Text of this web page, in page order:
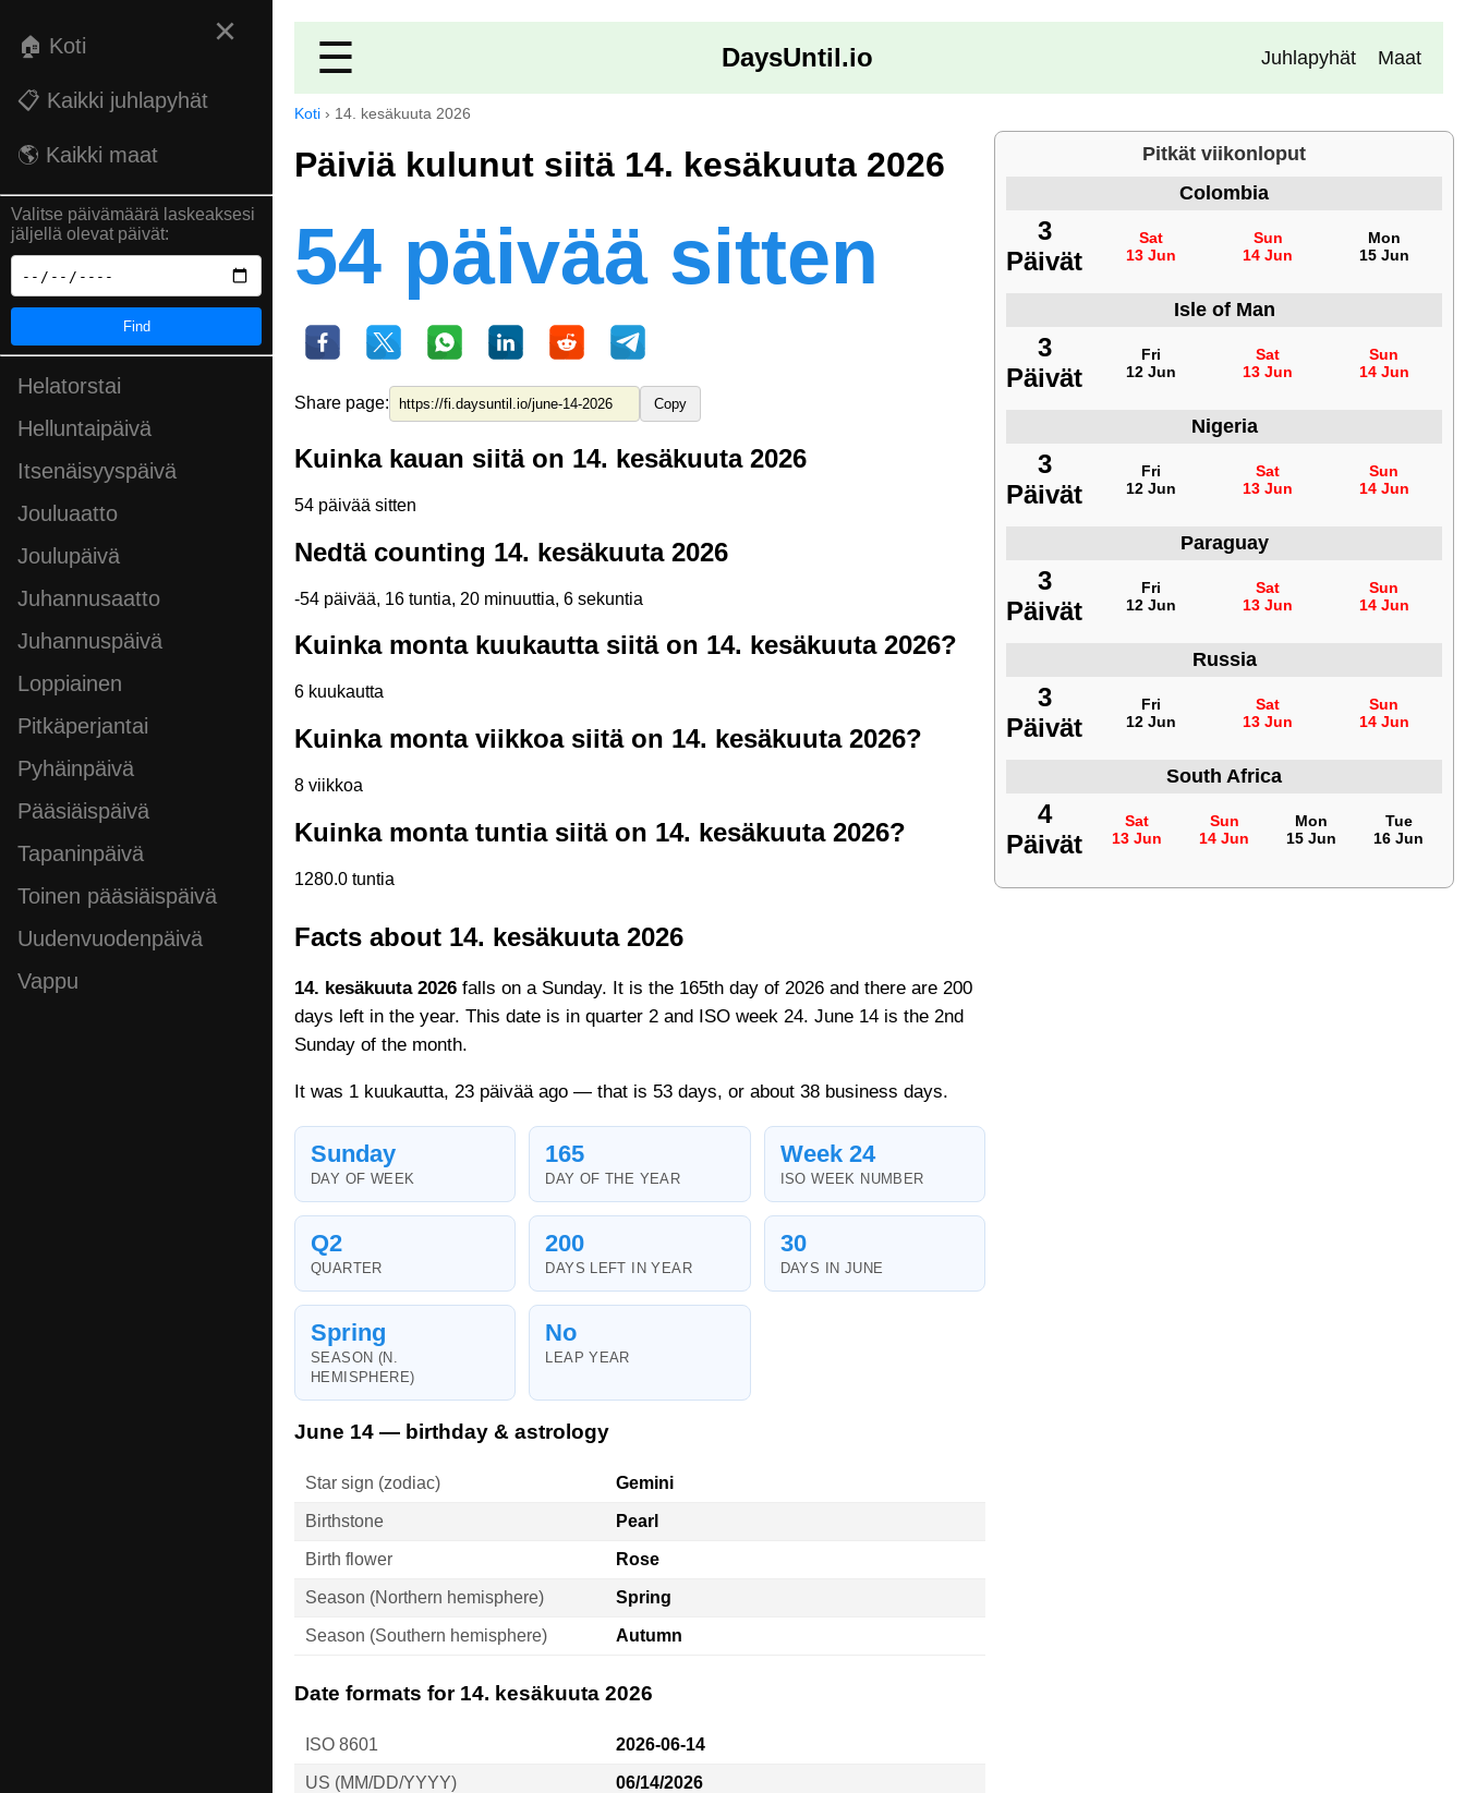
×
🏠 Koti
📋 Kaikki juhlapyhät
🌎 Kaikki maat
Valitse päivämäärä laskeaksesi
jäljellä olevat päivät:
Find
Helatorstai
Helluntaipäivä
Itsenäisyyspäivä
Jouluaatto
Joulupäivä
Juhannusaatto
Juhannuspäivä
Loppiainen
Pitkäperjantai
Pyhäinpäivä
Pääsiäispäivä
Tapaninpäivä
Toinen pääsiäispäivä
Uudenvuodenpäivä
Vappu
☰ DaysUntil.io Juhlapyhät Maat
Koti › 14. kesäkuuta 2026
Päiviä kulunut siitä 14. kesäkuuta 2026
54 päivää sitten
Share page: Copy
Kuinka kauan siitä on 14. kesäkuuta 2026
54 päivää sitten
Nedtä counting 14. kesäkuuta 2026
-54 päivää, 16 tuntia, 20 minuuttia, 6 sekuntia
Kuinka monta kuukautta siitä on 14. kesäkuuta 2026?
6 kuukautta
Kuinka monta viikkoa siitä on 14. kesäkuuta 2026?
8 viikkoa
Kuinka monta tuntia siitä on 14. kesäkuuta 2026?
1280.0 tuntia
Facts about 14. kesäkuuta 2026
14. kesäkuuta 2026 falls on a Sunday. It is the 165th day of 2026 and there are 200
days left in the year. This date is in quarter 2 and ISO week 24. June 14 is the 2nd
Sunday of the month.
It was 1 kuukautta, 23 päivää ago — that is 53 days, or about 38 business days.
Sunday
DAY OF WEEK
165
DAY OF THE YEAR
Week 24
ISO WEEK NUMBER
Q2
QUARTER
200
DAYS LEFT IN YEAR
30
DAYS IN JUNE
Spring
SEASON (N.
HEMISPHERE)
No
LEAP YEAR
June 14 — birthday & astrology
Star sign (zodiac) Gemini
Birthstone Pearl
Birth flower Rose
Season (Northern hemisphere) Spring
Season (Southern hemisphere) Autumn
Date formats for 14. kesäkuuta 2026
ISO 8601 2026-06-14
US (MM/DD/YYYY) 06/14/2026
Pitkät viikonloput
Colombia
3
Päivät
Sat
13 Jun
Sun
14 Jun
Mon
15 Jun
Isle of Man
3
Päivät
Fri
12 Jun
Sat
13 Jun
Sun
14 Jun
Nigeria
3
Päivät
Fri
12 Jun
Sat
13 Jun
Sun
14 Jun
Paraguay
3
Päivät
Fri
12 Jun
Sat
13 Jun
Sun
14 Jun
Russia
3
Päivät
Fri
12 Jun
Sat
13 Jun
Sun
14 Jun
South Africa
4
Päivät
Sat
13 Jun
Sun
14 Jun
Mon
15 Jun
Tue
16 Jun